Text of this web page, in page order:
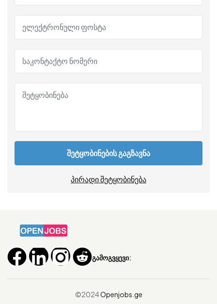
შეტყობინების გაგზავნა
პირადი შეტყობინება
გამოგვყევი:
©2024Openjobs.ge